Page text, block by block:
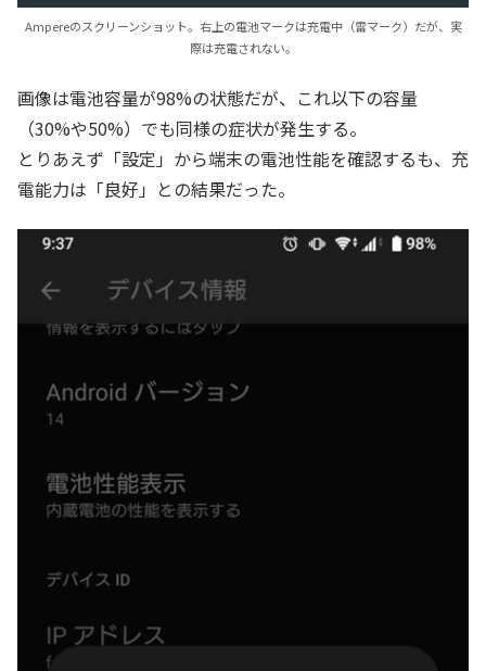
Ampereのスクリーンショット。右上の電池マークは充電中（雷マーク）だが、実
際は充電されない。
画像は電池容量が98%の状態だが、これ以下の容量
（30%や50%）でも同様の症状が発生する。
とりあえず「設定」から端末の電池性能を確認するも、充
電能力は「良好」との結果だった。